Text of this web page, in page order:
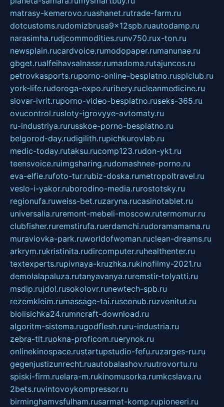
matrasy-kemerovo.ruashanet.rutrade-farm.ru
dotcustoms.rudomizbrusa9x12spb.ruautodamp.ru
narasimha.rudjcommodities.runv750.rux-ton.ru
newsplain.rucardvoice.rumodopaper.rumanunae.ru
gbget.rualfeihavsalnassr.rumadoma.rutajuncos.ru
petrovkasports.ruporno-online-besplatno.rusplclub.ru
york-life.rudoroga-expo.ruribery.rucleanmedicine.ru
slovar-ivrit.ruporno-video-besplatno.ruseks-365.ru
ovucontrol.rusloty-igrovyye-avtomaty.ru
ru-industriya.rurusskoe-porno-besplatno.ru
belgorod-day.rudigilith.rupichkurovlab.ru
medic-today.rutaksu.rucomp123.rudon-ykt.ru
teensvoice.ruimgsharing.rudomashnee-porno.ru
eva-elfie.rufoto-tur.rubiz-doska.rumetropoltravel.ru
veslo-i-yakor.ruborodino-media.rurostotsky.ru
regionufa.ruweiss-bet.ruzaryna.rucasinotablet.ru
universalia.ruremont-mebeli-moscow.rutermomur.ru
clubfisher.ruremstirufa.ruerdamchi.rudoramamama.ru
muraviovka-park.ruworldofwoman.ruclean-dreams.ru
arkrym.rukristinita.rudircomputer.ruhealthenter.ru
textexperts.rupivnaya-kruzhka.rukinofilmy-2021.ru
demolalapaluza.rutanyavanya.ruremstir-tolyatti.ru
msdip.rujdol.rusokolovr.runewtech-spb.ru
rezemkleim.rumassage-tai.ruseonub.ruzvonitut.ru
biolisichka24.rumncraft-download.ru
algoritm-sistema.rugodflesh.ruru-industria.ru
zebra-tlt.ruokna-proficom.ruerynok.ru
onlinekinospace.rustartupstudio-fefu.ruzarges-ru.ru
gegenjustizunrecht.ruautobalashov.ruutrovortu.ru
spiski-firm.ruelara-m.rukinomusorka.rumkcslava.ru
2bets.ruvintovoykompressor.ru
birminghamvsfulham.rusarmat-komp.rupioneeri.ru